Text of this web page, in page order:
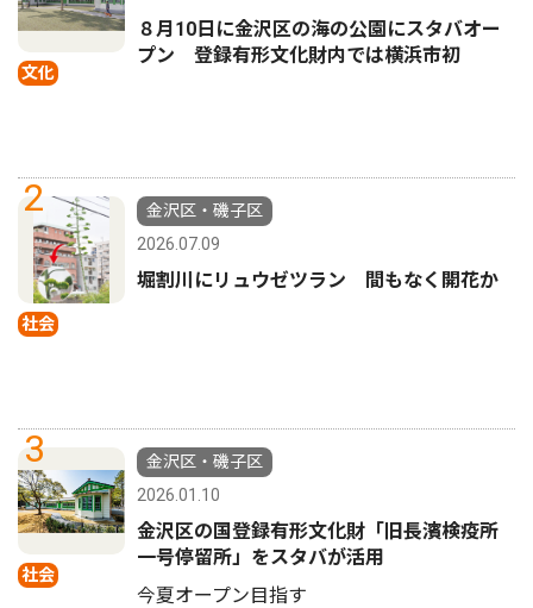
文化
８月10日に金沢区の海の公園にスタバオー
プン 登録有形文化財内では横浜市初
2
社会
金沢区・磯子区
2026.07.09
堀割川にリュウゼツラン 間もなく開花か
3
社会
金沢区・磯子区
2026.01.10
金沢区の国登録有形文化財「旧長濱検疫所
一号停留所」をスタバが活用
今夏オープン目指す